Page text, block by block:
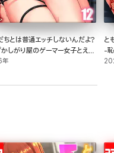
ちとは普通エッチしないんだよ?
しがり屋のゲーマー女子とえっ
ゲーム-(12)
と
-
ち